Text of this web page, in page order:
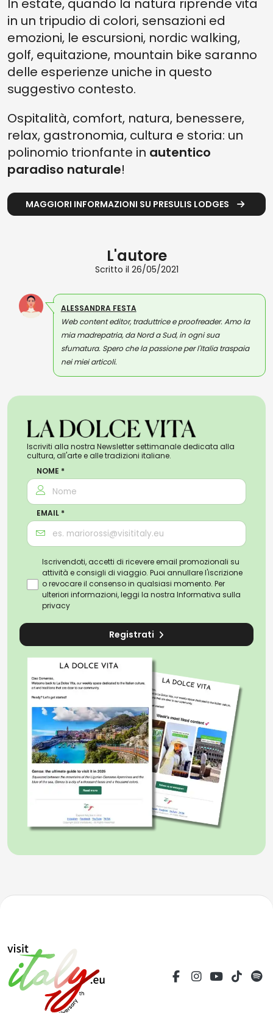
In estate, quando la natura riprende vita
in un tripudio di colori, sensazioni ed
emozioni, le escursioni, nordic walking,
golf, equitazione, mountain bike saranno
delle esperienze uniche in questo
suggestivo contesto.
Ospitalità, comfort, natura, benessere,
relax, gastronomia, cultura e storia: un
polinomio trionfante in autentico
paradiso naturale!
MAGGIORI INFORMAZIONI SU PRESULIS LODGES
L'autore
Scritto il 26/05/2021
ALESSANDRA FESTA
Web content editor, traduttrice e proofreader. Amo la
mia madrepatria, da Nord a Sud, in ogni sua
sfumatura. Spero che la passione per l'Italia traspaia
nei miei articoli.
Iscriviti alla nostra Newsletter settimanale dedicata alla
cultura, all'arte e alle tradizioni italiane.
NOME *
EMAIL *
Iscrivendoti, accetti di ricevere email promozionali su
attività e consigli di viaggio. Puoi annullare l'iscrizione
o revocare il consenso in qualsiasi momento. Per
ulteriori informazioni, leggi la nostra Informativa sulla
privacy
Registrati